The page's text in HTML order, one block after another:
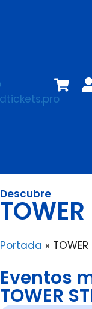
Descubre
TOWER
Portada » TOWER
Eventos
TOWER